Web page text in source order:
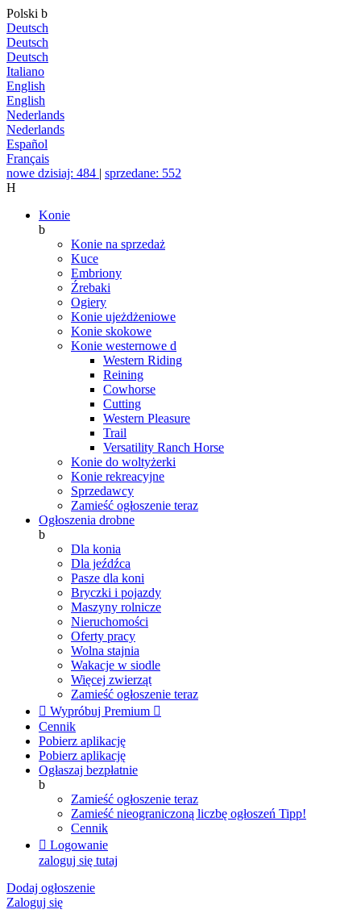
Polski b
Deutsch
Deutsch
Deutsch
Italiano
English
English
Nederlands
Nederlands
Español
Français
nowe dzisiaj: 484 | sprzedane: 552
H
Konie
b
Konie na sprzedaż
Kuce
Embriony
Źrebaki
Ogiery
Konie ujeżdżeniowe
Konie skokowe
Konie westernowe d
Western Riding
Reining
Cowhorse
Cutting
Western Pleasure
Trail
Versatility Ranch Horse
Konie do woltyżerki
Konie rekreacyjne
Sprzedawcy
Zamieść ogłoszenie teraz
Ogłoszenia drobne
b
Dla konia
Dla jeźdźca
Pasze dla koni
Bryczki i pojazdy
Maszyny rolnicze
Nieruchomości
Oferty pracy
Wolna stajnia
Wakacje w siodle
Więcej zwierząt
Zamieść ogłoszenie teraz
 Wypróbuj Premium 
Cennik
Pobierz aplikację
Pobierz aplikację
Ogłaszaj bezpłatnie
b
Zamieść ogłoszenie teraz
Zamieść nieograniczoną liczbę ogłoszeń Tipp!
Cennik
 Logowanie
zaloguj się tutaj
Dodaj ogłoszenie
Zaloguj się